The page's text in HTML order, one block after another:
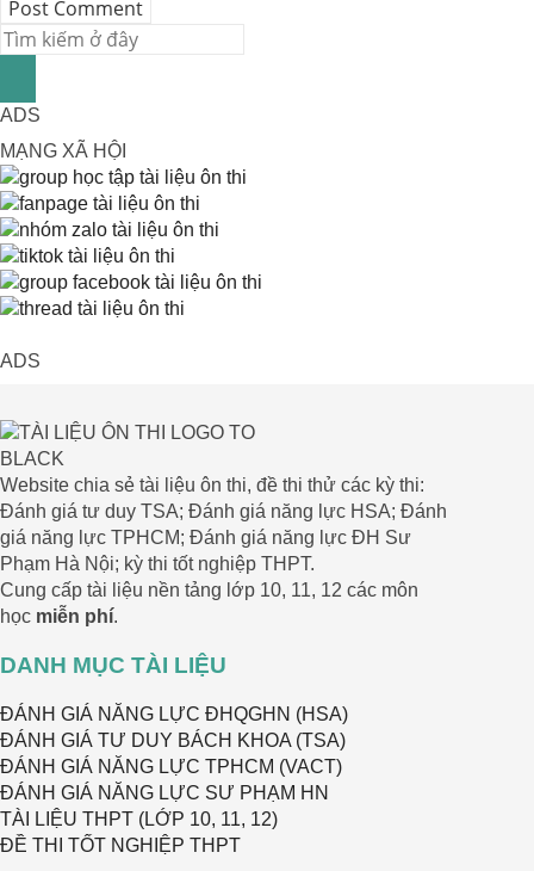
ADS
MẠNG XÃ HỘI
ADS
Website chia sẻ tài liệu ôn thi, đề thi thử các kỳ thi:
Đánh giá tư duy TSA; Đánh giá năng lực HSA; Đánh
giá năng lực TPHCM; Đánh giá năng lực ĐH Sư
Phạm Hà Nội; kỳ thi tốt nghiệp THPT.
Cung cấp tài liệu nền tảng lớp 10, 11, 12 các môn
học miễn phí.
DANH MỤC TÀI LIỆU
ĐÁNH GIÁ NĂNG LỰC ĐHQGHN (HSA)
ĐÁNH GIÁ TƯ DUY BÁCH KHOA (TSA)
ĐÁNH GIÁ NĂNG LỰC TPHCM (VACT)
ĐÁNH GIÁ NĂNG LỰC SƯ PHẠM HN
TÀI LIỆU THPT (LỚP 10, 11, 12)
ĐỀ THI TỐT NGHIỆP THPT